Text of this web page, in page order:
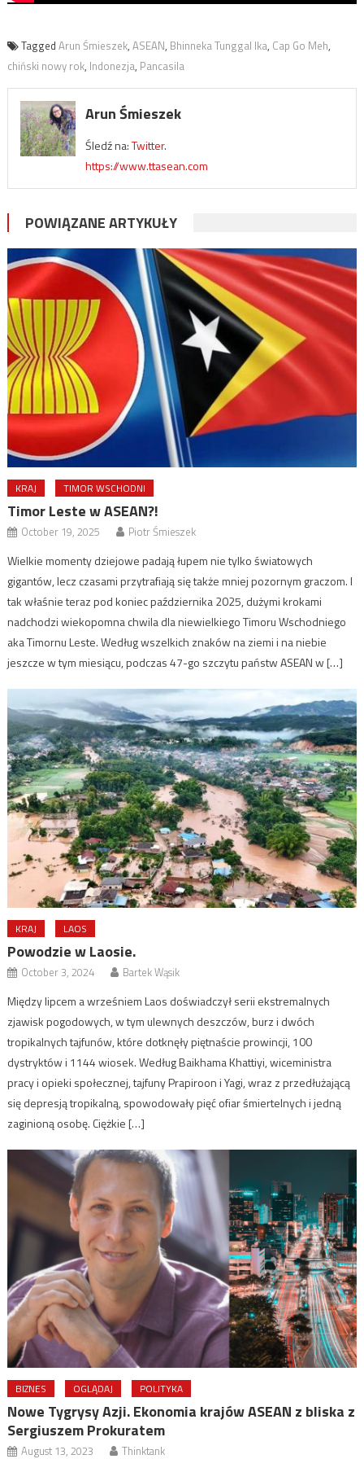
Tagged Arun Śmieszek, ASEAN, Bhinneka Tunggal Ika, Cap Go Meh,
chiński nowy rok, Indonezja, Pancasila
Arun Śmieszek
Śledź na:Twitter.
https://www.ttasean.com
POWIĄZANE ARTYKUŁY
KRAJ TIMOR WSCHODNI
Timor Leste w ASEAN?!
October 19, 2025 Piotr Śmieszek
Wielkie momenty dziejowe padają łupem nie tylko światowych
gigantów, lecz czasami przytrafiają się także mniej pozornym graczom. I
tak właśnie teraz pod koniec października 2025, dużymi krokami
nadchodzi wiekopomna chwila dla niewielkiego Timoru Wschodniego
aka Timornu Leste. Według wszelkich znaków na ziemi i na niebie
jeszcze w tym miesiącu, podczas 47-go szczytu państw ASEAN w […]
KRAJ LAOS
Powodzie w Laosie.
October 3, 2024 Bartek Wąsik
Między lipcem a wrześniem Laos doświadczył serii ekstremalnych
zjawisk pogodowych, w tym ulewnych deszczów, burz i dwóch
tropikalnych tajfunów, które dotknęły piętnaście prowincji, 100
dystryktów i 1144 wiosek. Według Baikhama Khattiyi, wiceministra
pracy i opieki społecznej, tajfuny Prapiroon i Yagi, wraz z przedłużającą
się depresją tropikalną, spowodowały pięć ofiar śmiertelnych i jedną
zaginioną osobę. Ciężkie […]
BIZNES OGLĄDAJ POLITYKA
Nowe Tygrysy Azji. Ekonomia krajów ASEAN z bliska z
Sergiuszem Prokuratem
August 13, 2023 Thinktank